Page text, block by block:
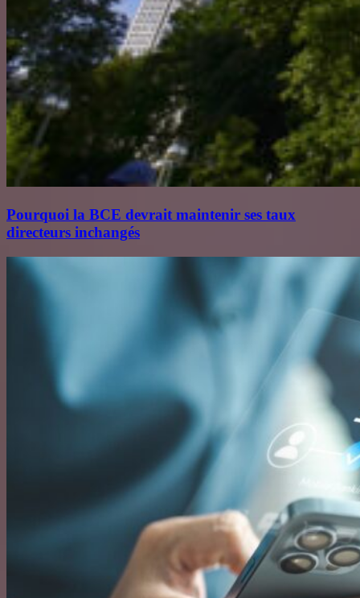
Pourquoi la BCE devrait maintenir ses taux
directeurs inchangés